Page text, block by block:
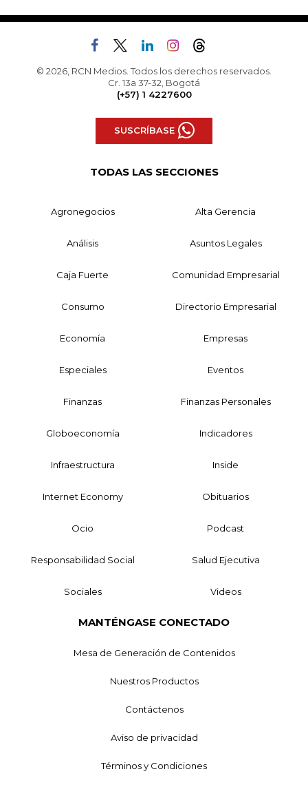
© 2026, RCN Medios. Todos los derechos reservados.
Cr. 13a 37-32, Bogotá
(+57) 1 4227600
SUSCRÍBASE
TODAS LAS SECCIONES
Agronegocios Alta Gerencia
Análisis Asuntos Legales
Caja Fuerte Comunidad Empresarial
Consumo Directorio Empresarial
Economía Empresas
Especiales Eventos
Finanzas Finanzas Personales
Globoeconomía Indicadores
Infraestructura Inside
Internet Economy Obituarios
Ocio Podcast
Responsabilidad Social Salud Ejecutiva
Sociales Videos
MANTÉNGASE CONECTADO
Mesa de Generación de Contenidos
Nuestros Productos
Contáctenos
Aviso de privacidad
Términos y Condiciones